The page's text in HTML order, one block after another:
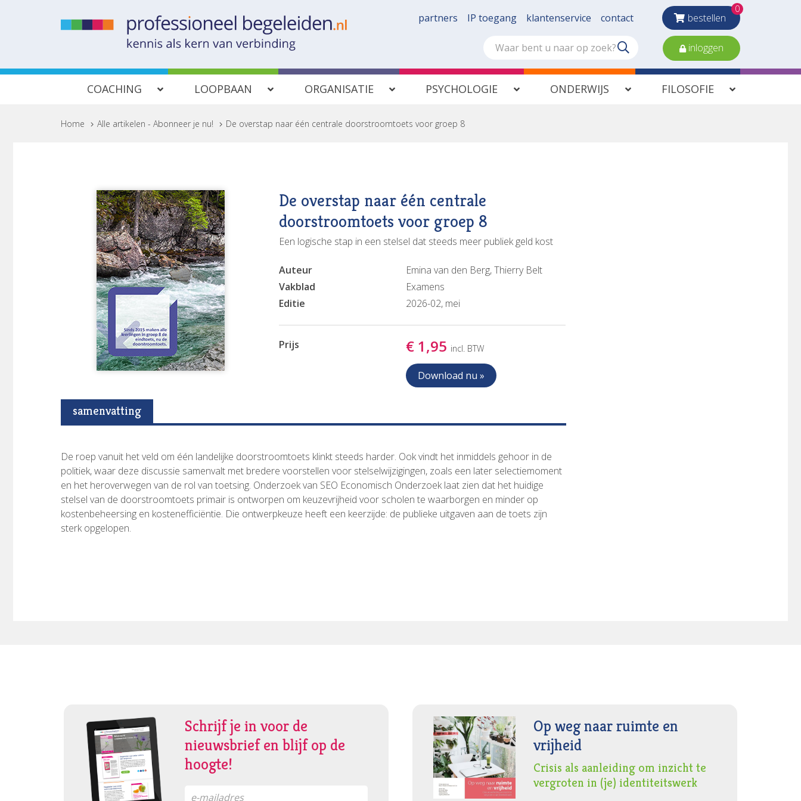
partners IP toegang klantenservice contact bestellen
0
inloggen
COACHING LOOPBAAN ORGANISATIE PSYCHOLOGIE ONDERWIJS FILOSOFIE
Home > Alle artikelen - Abonneer je nu! > De overstap naar één centrale doorstroomtoets voor groep 8
De overstap naar één centrale
doorstroomtoets voor groep 8
Een logische stap in een stelsel dat steeds meer publiek geld kost
Auteur
Emina van den Berg, Thierry Belt
Vakblad
Examens
Editie
2026-02, mei
Prijs € 1,95 incl. BTW
Download nu »
samenvatting
De roep vanuit het veld om één landelijke doorstroomtoets klinkt steeds harder. Ook vindt het inmiddels gehoor in de
politiek, waar deze discussie samenvalt met bredere voorstellen voor stelselwijzigingen, zoals een later selectiemoment
en het heroverwegen van de rol van toetsing. Onderzoek van SEO Economisch Onderzoek laat zien dat het huidige
stelsel van de doorstroomtoets primair is ontworpen om keuzevrijheid voor scholen te waarborgen en minder op
kostenbeheersing en kostenefficiëntie. Die ontwerpkeuze heeft een keerzijde: de publieke uitgaven aan de toets zijn
sterk opgelopen.
Schrijf je in voor de
nieuwsbrief en blijf op de
hoogte!
Op weg naar ruimte en
vrijheid
Crisis als aanleiding om inzicht te
vergroten in (je) identiteitswerk